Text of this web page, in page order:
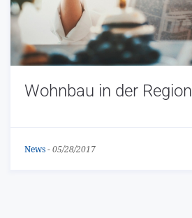
Wohnbau in der Region
News - 05/28/2017